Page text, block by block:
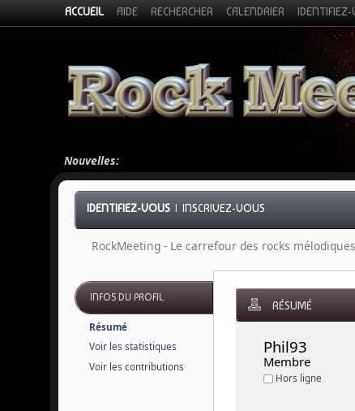
ACCUEIL AIDE RECHERCHER CALENDRIER
Nouvelles:
IDENTIFIEZ-VOUS |INSCRIVEZ-VOUS
RockMeeting - Le carrefour des rocks mélodiques
INFOS DU PROFIL
Résumé
Voir les statistiques
Voir les contributions
RÉSUMÉ
Phil93
Membre
Hors ligne